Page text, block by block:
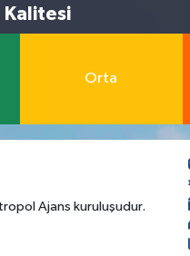
Kalitesi
Orta
Ajans kuruluşudur.